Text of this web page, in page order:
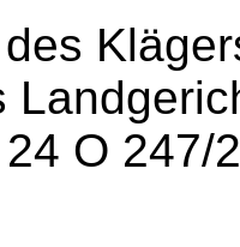
O 247/